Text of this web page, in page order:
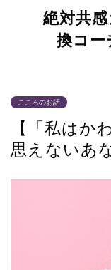
絶対共
換コ
こころのお話
【「私はか
思えないあ